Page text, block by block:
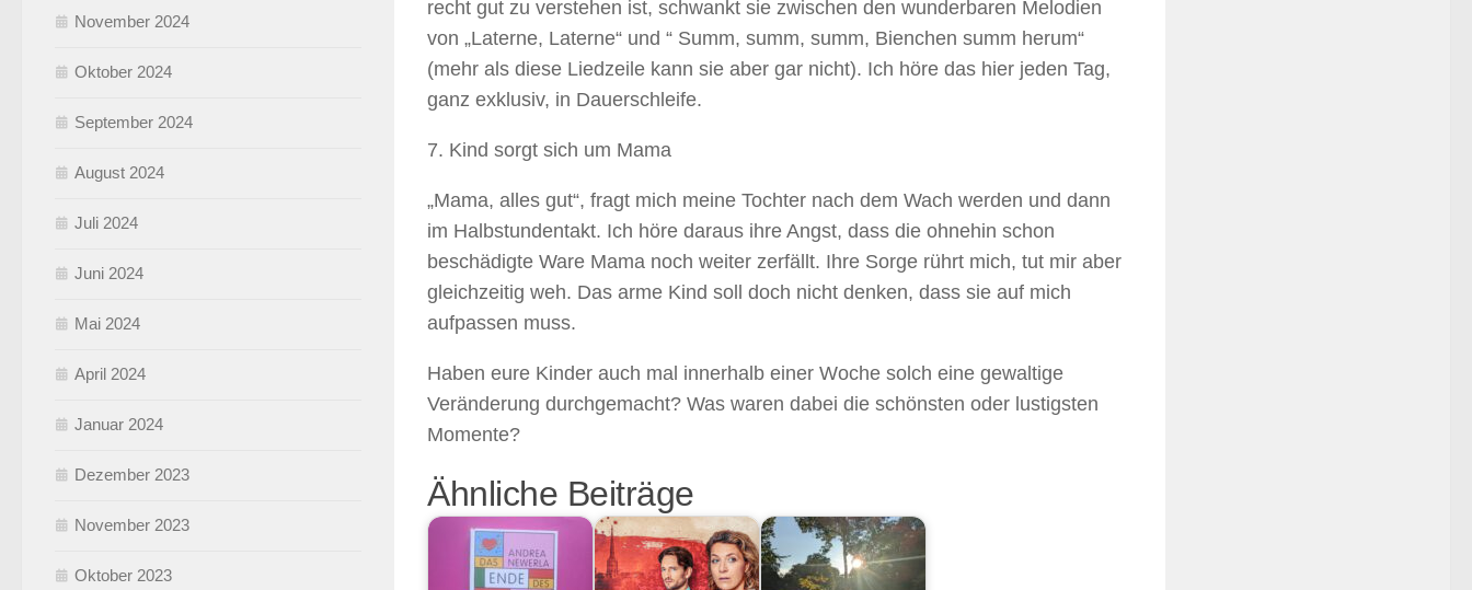
recht gut zu verstehen ist, schwankt sie zwischen den wunderbaren Melodien
von „Laterne, Laterne“ und “ Summ, summ, summ, Bienchen summ herum“
(mehr als diese Liedzeile kann sie aber gar nicht). Ich höre das hier jeden Tag,
ganz exklusiv, in Dauerschleife.
7. Kind sorgt sich um Mama
„Mama, alles gut“, fragt mich meine Tochter nach dem Wach werden und dann
im Halbstundentakt. Ich höre daraus ihre Angst, dass die ohnehin schon
beschädigte Ware Mama noch weiter zerfällt. Ihre Sorge rührt mich, tut mir aber
gleichzeitig weh. Das arme Kind soll doch nicht denken, dass sie auf mich
aufpassen muss.
Haben eure Kinder auch mal innerhalb einer Woche solch eine gewaltige
Veränderung durchgemacht? Was waren dabei die schönsten oder lustigsten
Momente?
Ähnliche Beiträge
November 2024
Oktober 2024
September 2024
August 2024
Juli 2024
Juni 2024
Mai 2024
April 2024
Januar 2024
Dezember 2023
November 2023
Oktober 2023